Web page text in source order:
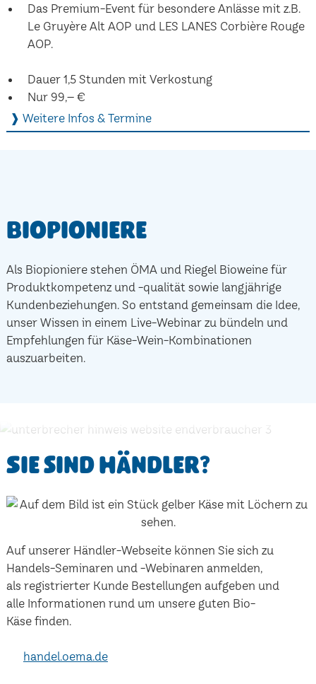
Das Premium-Event für besondere Anlässe mit z.B.
Le Gruyère Alt AOP und LES LANES Corbière Rouge
AOP.
Dauer 1,5 Stunden mit Verkostung
Nur 99,– €
❱ Weitere Infos & Termine
Biopioniere
Als Biopioniere stehen ÖMA und Riegel Bioweine für
Produktkompetenz und -qualität sowie langjährige
Kundenbeziehungen. So entstand gemeinsam die Idee,
unser Wissen in einem Live-Webinar zu bündeln und
Empfehlungen für Käse-Wein-Kombinationen
auszuarbeiten.
Sie sind Händler?
Auf unserer Händler-Webseite können Sie sich zu
Handels-Seminaren und -Webinaren anmelden,
als registrierter Kunde Bestellungen aufgeben und
alle Informationen rund um unsere guten Bio-
Käse finden.
handel.oema.de